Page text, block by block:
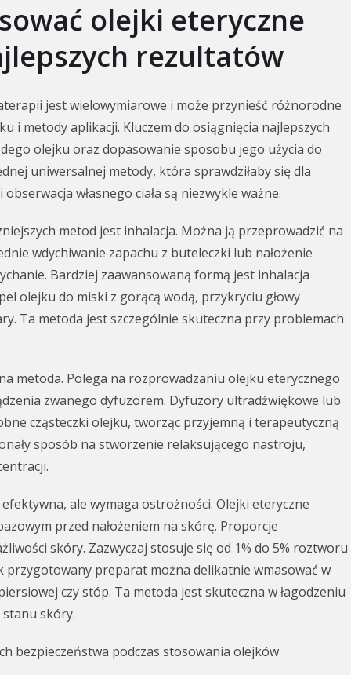
olejki eteryczne
rezultatów
jest wielowymiarowe i może przynieść różnorodne
i metody aplikacji. Kluczem do osiągnięcia najlepszych
olejku oraz dopasowanie sposobu jego użycia do
uniwersalnej metody, która sprawdziłaby się dla
własnego ciała są niezwykle ważne.
metod jest inhalacja. Można ją przeprowadzić na
wdychiwanie zapachu z buteleczki lub nałożenie
Bardziej zaawansowaną formą jest inhalacja
olejku do miski z gorącą wodą, przykryciu głowy
Ta metoda jest szczególnie skuteczna przy problemach
metoda. Polega na rozprowadzaniu olejku eterycznego
zwanego dyfuzorem. Dyfuzory ultradźwiękowe lub
cząsteczki olejku, tworząc przyjemną i terapeutyczną
sposób na stworzenie relaksującego nastroju,
ale wymaga ostrożności. Olejki eteryczne
przed nałożeniem na skórę. Proporcje
skóry. Zazwyczaj stosuje się od 1% do 5% roztworu
przygotowany preparat można delikatnie wmasować w
czy stóp. Ta metoda jest skuteczna w łagodzeniu
skóry.
bezpieczeństwa podczas stosowania olejków